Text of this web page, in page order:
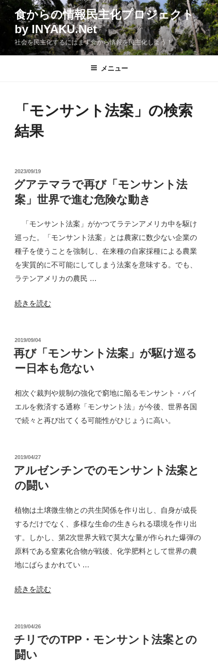
コ
食からの情報民主化プロジェクト
by INYAKU.Net
社会を民主化するにはまず食から情報を民主化しよう！
メニュー
「 モンサント法案 」の検索
結果
投
稿
日:
2023/09/19
グアテマラで再び「モンサント法
案」世界で進む危険な動き
「モンサント法案」がかつてラテンアメリカ中を駆け
巡った。「モンサント法案」とは農家に数少ない企業の
種子を使うことを強制し、在来種の自家採種による農業
を実質的に不可能にしてしまう法案を意味する。でも、
ラテンアメリカの農民 …
“グ
マ
ラ
で
び
「モ
ン
ト
法
世
界
で
進
む
険
き”
の
続きを読む
投
稿
日:
2019/09/04
再び「モンサント法案」が駆け巡る
ー日本も危ない
相次ぐ裁判や規制の強化で窮地に陥るモンサント・バイ
エルを救済する通称「モンサント法」が今後、世界各国
で続々と再び出てくる可能性がひじょうに高い。
投
稿
日:
2019/04/27
アルゼンチンでのモンサント法案と
の闘い
植物は土壌微生物との共生関係を作り出し、自身が成長
するだけでなく、多様な生命の生きられる環境を作り出
す。しかし、第2次世界大戦で莫大な量が作られた爆弾の
原料である窒素化合物が戦後、化学肥料として世界の農
地にばらまかれてい …
“ア
ン
チ
ン
続きを読む
投
稿
日:
2019/04/26
チリでのTPP・モンサント法案との
闘い